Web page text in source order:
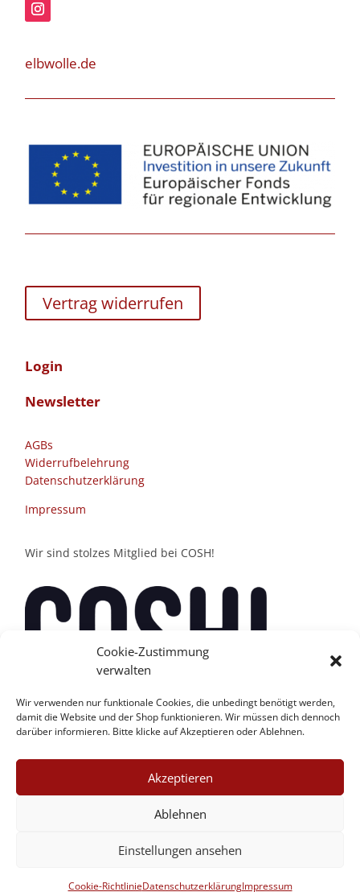
Cookie-Zustimmung
verwalten
Wir verwenden nur funktionale Cookies, die unbedingt benötigt werden,
damit die Website und der Shop funktionieren. Wir müssen dich dennoch
darüber informieren. Bitte klicke auf Akzeptieren oder Ablehnen.
Akzeptieren
Ablehnen
Einstellungen ansehen
Cookie-RichtlinieDatenschutzerklärungImpressum
elbwolle.de
Vertrag widerrufen
Login
Newsletter
AGBs
Widerrufbelehrung
Datenschutzerklärung
Impressum
Wir sind stolzes Mitglied bei COSH!